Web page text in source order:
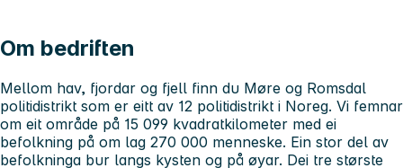
Om bedriften
Mellom hav, fjordar og fjell finn du Møre og Romsdal
politidistrikt som er eitt av 12 politidistrikt i Noreg. Vi femnar
om eit område på 15 099 kvadratkilometer med ei
befolkning på om lag 270 000 menneske. Ein stor del av
befolkninga bur langs kysten og på øyar. Dei tre største